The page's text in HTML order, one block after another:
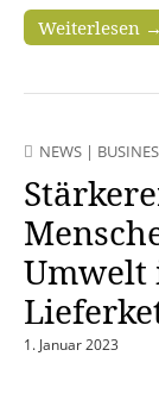
Weiterlesen →
NEWS |
Umwelt
1. Januar 2023